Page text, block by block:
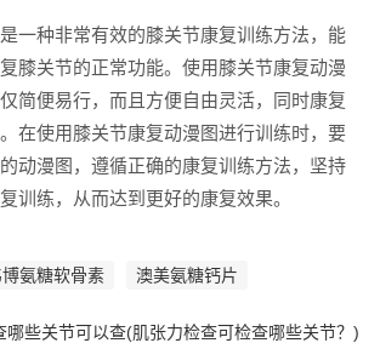
一种非常有效的膝关节康复训练方法，能
膝关节的正常功能。使用膝关节康复动漫
简便易行，而且方便自由灵活，同时康复
在使用膝关节康复动漫图进行训练时，要
动漫图，遵循正确的康复训练方法，坚持
训练，从而达到更好的康复效果。
博氨糖软骨素 澳美氨糖钙片
哪些关节可以查(肌张力检查可检查哪些关节？)